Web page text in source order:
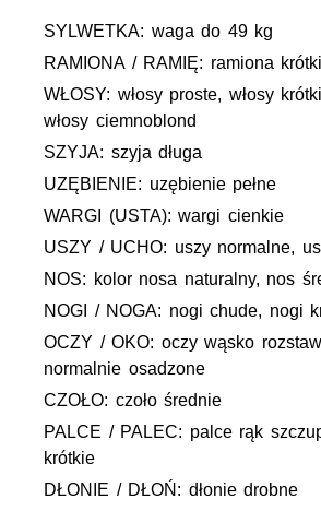
SYLWETKA: waga do 49 kg
RAMIONA / RAMIĘ: ramiona
WŁOSY: włosy proste, włosy
włosy ciemnoblond
SZYJA: szyja długa
UZĘBIENIE: uzębienie pełne
WARGI (USTA): wargi cienkie
USZY / UCHO: uszy normalne,
NOS: kolor nosa naturalny, nos
NOGI / NOGA: nogi chude, nogi
OCZY / OKO: oczy wąsko
normalnie osadzone
CZOŁO: czoło średnie
PALCE / PALEC: palce rąk
krótkie
DŁONIE / DŁOŃ: dłonie drobne